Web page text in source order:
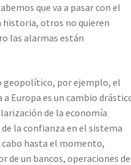
que va a pasar con el
historia, otros no quieren
las alarmas están
geopolítico, por ejemplo, el
Europa es un cambio
de la economía
la confianza en el sistema
hasta el momento,
un bancos, operaciones de